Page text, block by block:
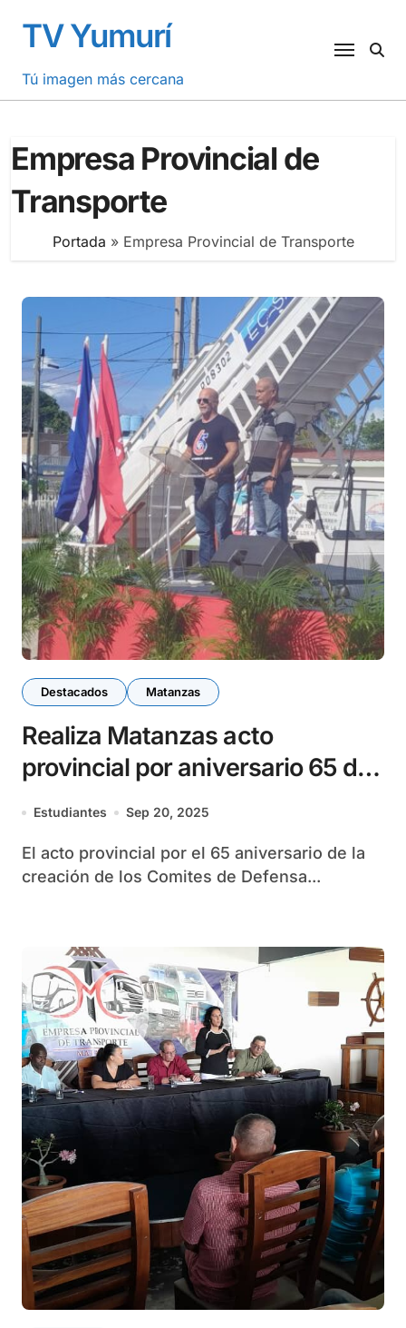
contenido
TV Yumurí
Tú imagen más cercana
Empresa Provincial de
Transporte
Portada » Empresa Provincial de Transporte
Destacados Matanzas
Realiza Matanzas acto
provincial por aniversario 65 de
los CDR
Estudiantes Sep 20, 2025
El acto provincial por el 65 aniversario de la
creación de los Comites de Defensa...